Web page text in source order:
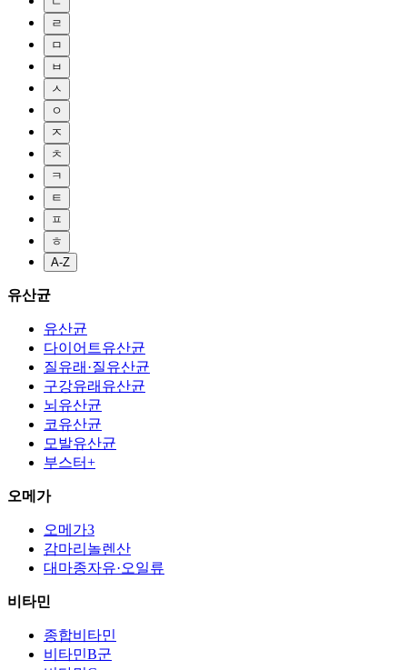
ㄹ
ㅁ
ㅂ
ㅅ
ㅇ
ㅈ
ㅊ
ㅋ
ㅌ
ㅍ
ㅎ
A-Z
유산균
유산균
다이어트유산균
질유래·질유산균
구강유래유산균
뇌유산균
코유산균
모발유산균
부스터+
오메가
오메가3
감마리놀렌산
대마종자유·오일류
비타민
종합비타민
비타민B군